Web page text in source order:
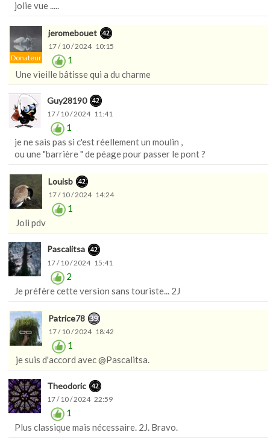
jolie vue .....
Donateur
jeromebouet
17 / 10 / 2024 10:15
1
Une vieille bâtisse qui a du charme
Guy28190
17 / 10 / 2024 11:41
1
je ne sais pas si c'est réellement un moulin ,
ou une "barrière " de péage pour passer le pont ?
Louisb
17 / 10 / 2024 14:24
1
Joli pdv
Pascalitsa
17 / 10 / 2024 15:41
2
Je préfère cette version sans touriste... 2J
Patrice78
17 / 10 / 2024 18:42
1
je suis d'accord avec @Pascalitsa.
Theodoric
17 / 10 / 2024 22:59
1
Plus classique mais nécessaire. 2J. Bravo.